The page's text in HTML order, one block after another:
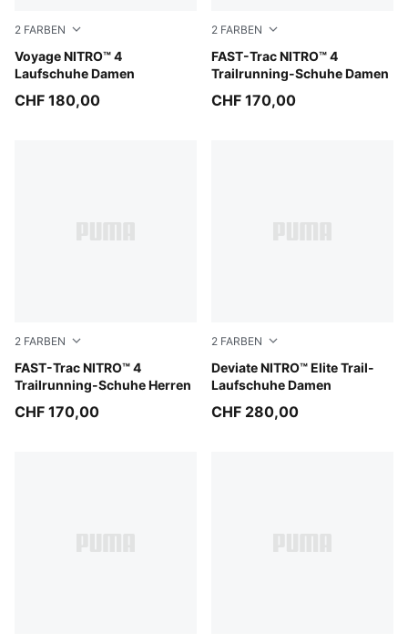
2 FARBEN
Voyage NITRO™ 4
Laufschuhe Damen
Silver Fog-Light Lavender-Ultra Red
CHF 180,00
2 FARBEN
FAST-Trac NITRO™ 4
Trailrunning-Schuhe Damen
Ultra Red-Red Flash
CHF 170,00
2 FARBEN
FAST-Trac NITRO™ 4
Trailrunning-Schuhe Herren
Ultra Red-Red Flash
CHF 170,00
2 FARBEN
Deviate NITRO™ Elite Trail-
Laufschuhe Damen
Light Lavender-Mouse
CHF 280,00